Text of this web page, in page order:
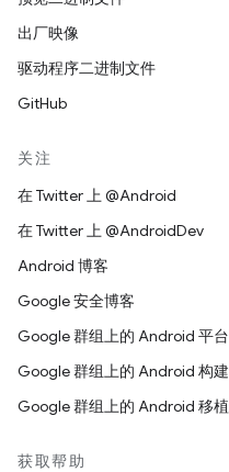
出厂映像
驱动程序二进制文件
GitHub
关注
在 Twitter 上 @Android
在 Twitter 上 @AndroidDev
Android 博客
Google 安全博客
Google 群组上的 Android 平
Google 群组上的 Android 构
Google 群组上的 Android 移
获取帮助